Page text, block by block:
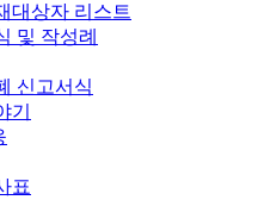
대상자 리스트
및 작성례
신고서식
기
표